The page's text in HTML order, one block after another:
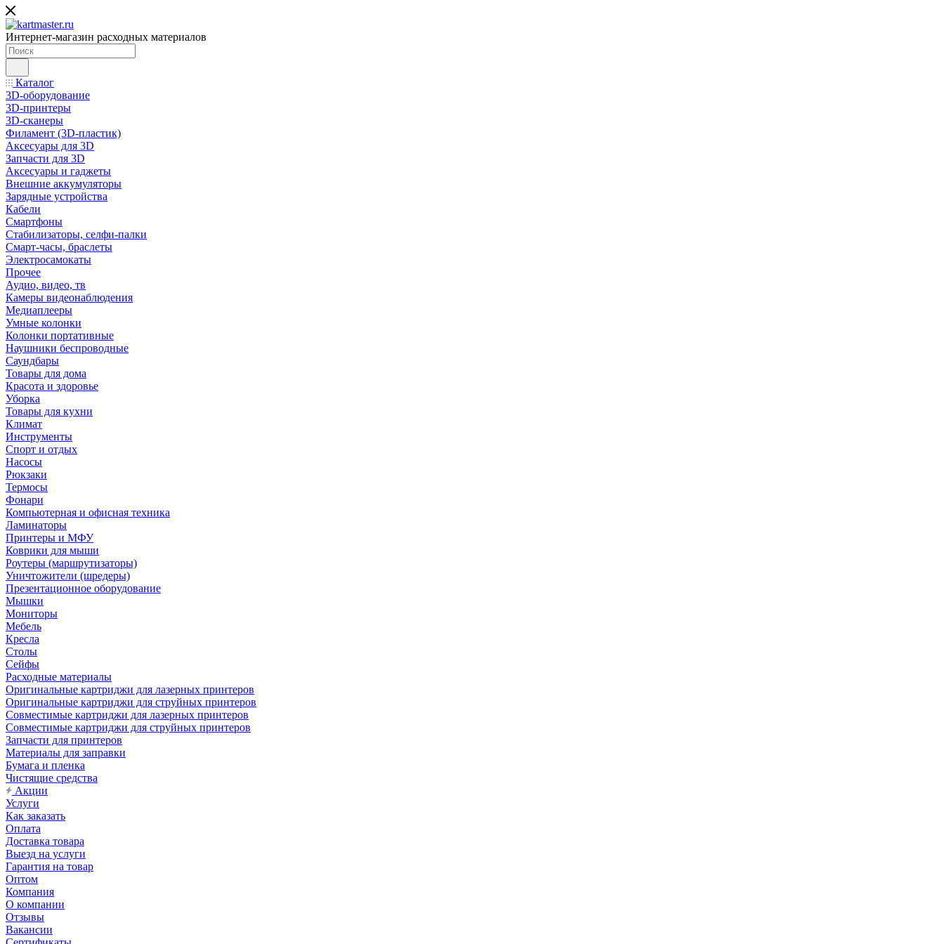
Интернет-магазин расходных материалов
Каталог
3D-оборудование
3D-принтеры
3D-сканеры
Филамент (3D-пластик)
Аксесуары для 3D
Запчасти для 3D
Аксесуары и гаджеты
Внешние аккумуляторы
Зарядные устройства
Кабели
Смартфоны
Стабилизаторы, селфи-палки
Смарт-часы, браслеты
Электросамокаты
Прочее
Аудио, видео, тв
Камеры видеонаблюдения
Медиаплееры
Умные колонки
Колонки портативные
Наушники беспроводные
Саундбары
Товары для дома
Красота и здоровье
Уборка
Товары для кухни
Климат
Инструменты
Спорт и отдых
Насосы
Рюкзаки
Термосы
Фонари
Компьютерная и офисная техника
Ламинаторы
Принтеры и МФУ
Коврики для мыши
Роутеры (маршрутизаторы)
Уничтожители (шредеры)
Презентационное оборудование
Мышки
Мониторы
Мебель
Кресла
Столы
Сейфы
Расходные материалы
Оригинальные картриджи для лазерных принтеров
Оригинальные картриджи для струйных принтеров
Совместимые картриджи для лазерных принтеров
Совместимые картриджи для струйных принтеров
Запчасти для принтеров
Материалы для заправки
Бумага и пленка
Чистящие средства
Акции
Услуги
Как заказать
Оплата
Доставка товара
Выезд на услуги
Гарантия на товар
Оптом
Компания
О компании
Отзывы
Вакансии